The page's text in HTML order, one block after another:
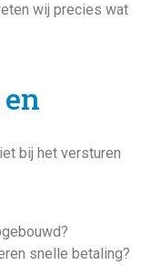
wij precies wat
bij het versturen
snelle betaling?